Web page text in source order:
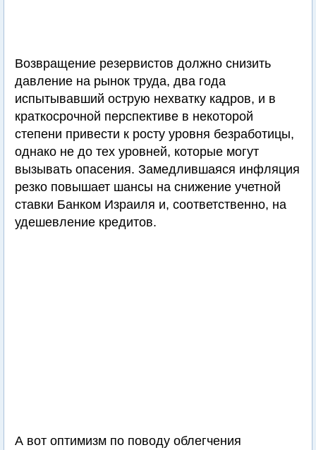
Возвращение резервистов должно снизить
давление на рынок труда, два года
испытывавший острую нехватку кадров, и в
краткосрочной перспективе в некоторой
степени привести к росту уровня безработицы,
однако не до тех уровней, которые могут
вызывать опасения. Замедлившаяся инфляция
резко повышает шансы на снижение учетной
ставки Банком Израиля и, соответственно, на
удешевление кредитов.
А вот оптимизм по поводу облегчения